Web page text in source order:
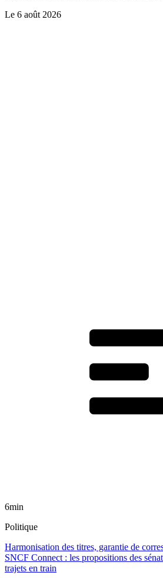
Le 6 août 2026
6min
Politique
Harmonisation des titres, garantie de
SNCF Connect : les propositions des
trajets en train